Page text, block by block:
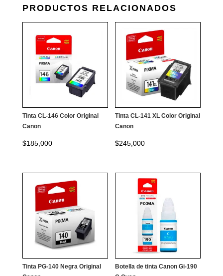
PRODUCTOS RELACIONADOS
Tinta CL-146 Color Original
Canon
$185,000
Tinta CL-141 XL Color Original
Canon
$245,000
Tinta PG-140 Negra Original
Botella de tinta Canon Gi-190